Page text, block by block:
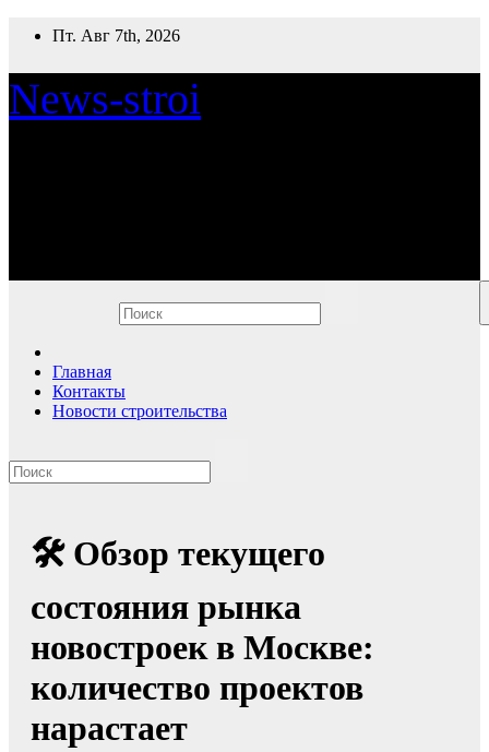
Перейти
Пт. Авг 7th, 2026
News-stroi
Главная
Контакты
Новости строительства
🛠️ Обзор текущего
состояния рынка
новостроек в Москве:
количество проектов
нарастает